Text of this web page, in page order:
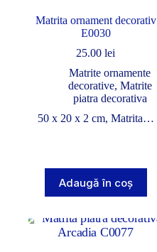
Matrita ornament decorativ
E0030
25.00 lei
Matrite ornamente
decorative, Matrite
piatra decorativa
50 x 20 x 2 cm, Matrita…
Adaugă în coș